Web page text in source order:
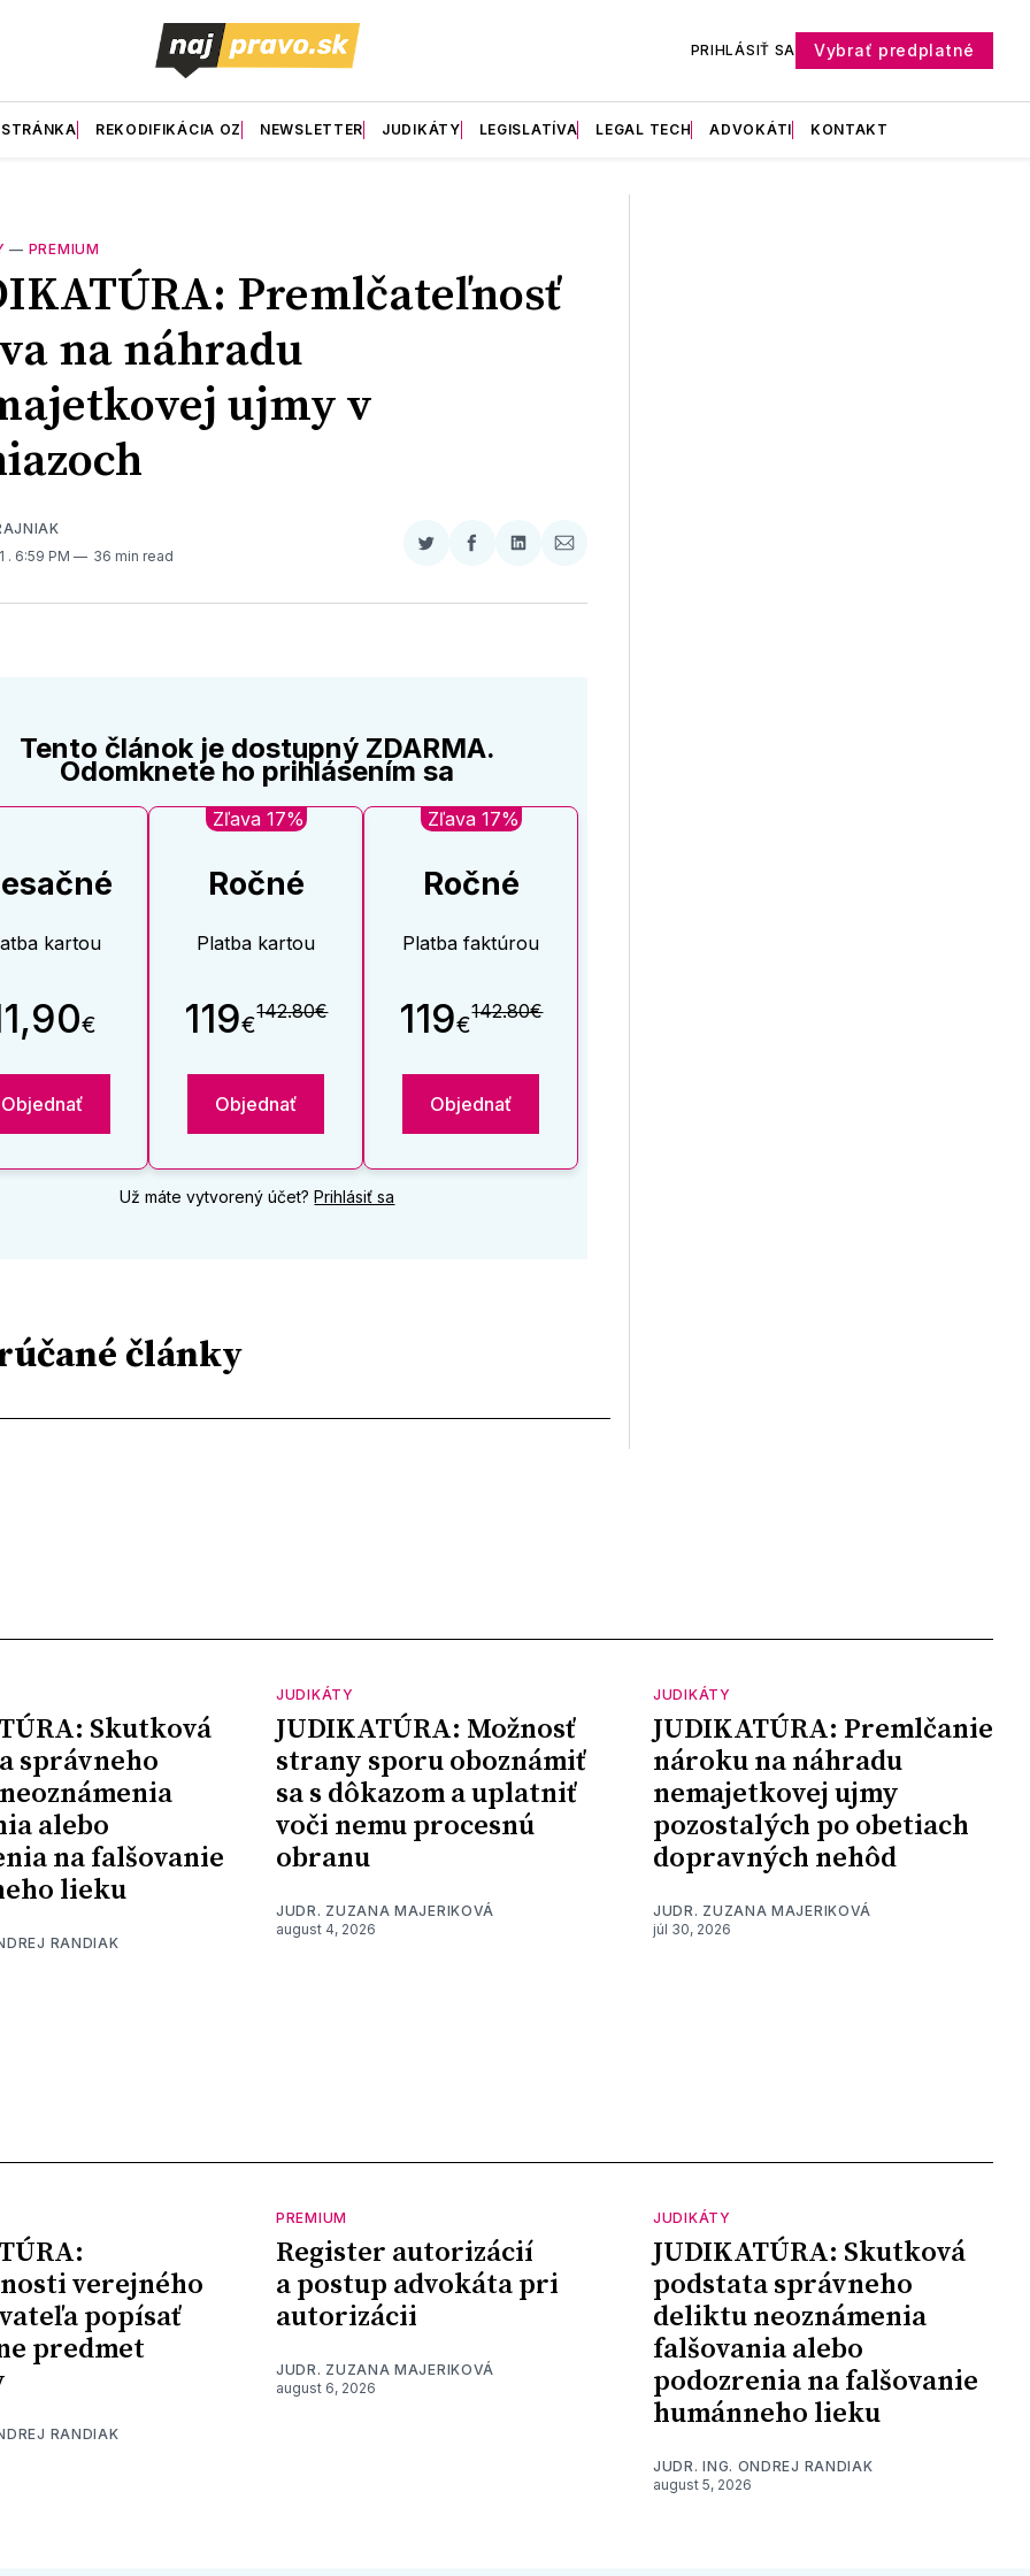
PRIHLÁSIŤ SA Vybrať predplatné
REKODIFIKÁCIA OZ NEWSLETTER JUDIKÁTY LEGISLATÍVA LEGAL TECH ADVOKÁTI KONTAKT
— PREMIUM
Premlčateľnosť
na náhradu
ujmy v
. 6:59 PM 36 min read
Zdieľať
Twitter
Zdieľať
Facebooku
Zdieľať
LinkedIne
Zdieľať
E-
Tento článok je dostupný ZDARMA.
Odomknete ho prihlásením sa
kartou
€
Objednať
Zľava 17%
Ročné
Platba kartou
119€142.80€
Objednať
Zľava 17%
Ročné
Platba faktúrou
119€142.80€
Objednať
Už máte vytvorený účet?Prihlásiť sa
články
Skutková
správneho
alebo
na falšovanie
lieku
RANDIAK
JUDIKÁTY
JUDIKATÚRA: Možnosť
strany sporu oboznámiť
sa s dôkazom a uplatniť
voči nemu procesnú
obranu
JUDR. ZUZANA MAJERIKOVÁ
august 4, 2026
JUDIKÁTY
JUDIKATÚRA: Premlčanie
nároku na náhradu
nemajetkovej ujmy
pozostalých po obetiach
dopravných nehôd
JUDR. ZUZANA MAJERIKOVÁ
júl 30, 2026
verejného
popísať
predmet
RANDIAK
PREMIUM
Register autorizácií
a postup advokáta pri
autorizácii
JUDR. ZUZANA MAJERIKOVÁ
august 6, 2026
JUDIKÁTY
JUDIKATÚRA: Skutková
podstata správneho
deliktu neoznámenia
falšovania alebo
podozrenia na falšovanie
humánneho lieku
JUDR. ING. ONDREJ RANDIAK
august 5, 2026